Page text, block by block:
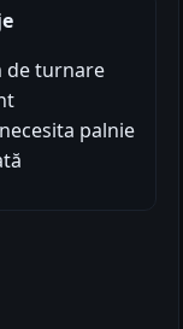
de turnare
palnie